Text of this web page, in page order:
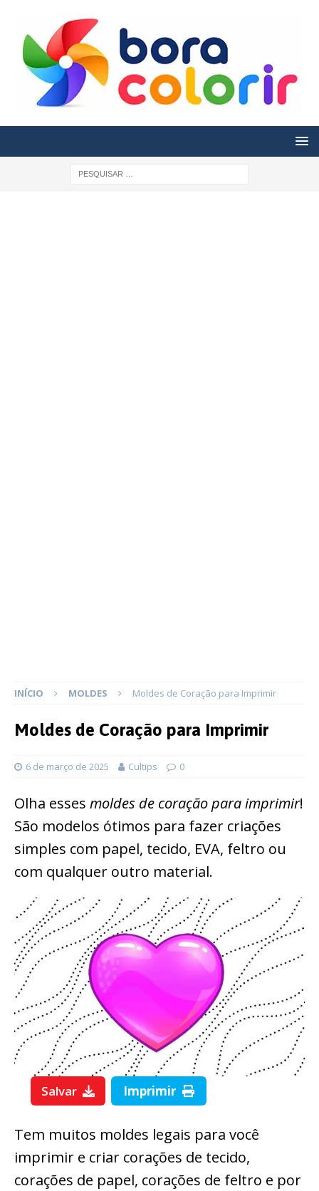
INÍCIO MOLDES Moldes de Coração para Imprimir
Moldes de Coração para Imprimir
6 de março de 2025 Cultips 0
Olha esses moldes de coração para imprimir!
São modelos ótimos para fazer criações
simples com papel, tecido, EVA, feltro ou
com qualquer outro material.
Salvar Imprimir
Tem muitos moldes legais para você
imprimir e criar corações de tecido,
corações de papel, corações de feltro e por